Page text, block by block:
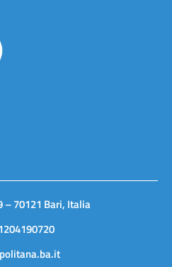
– 70121 Bari, Italia